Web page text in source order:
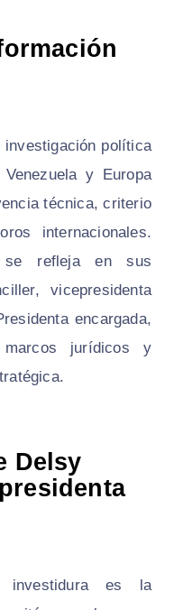
investigación política
y Europa
técnica, criterio
internacionales.
se refleja en sus
vicepresidenta
encargada,
jurídicos y
Delsy
es la